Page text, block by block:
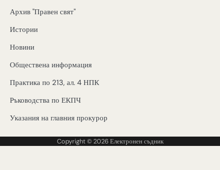
Архив "Правен свят"
Истории
Новини
Обществена информация
Практика по 213, ал. 4 НПК
Ръководства по ЕКПЧ
Указания на главния прокурор
Copyright © 2026Електронен съдник